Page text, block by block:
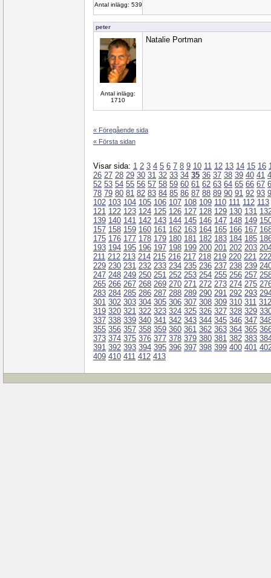
Antal inlägg: 539
peter
Antal inlägg:
1710
Natalie Portman
« Föregående sida
« Första sidan
Visar sida: 1 2 3 4 5 6 7 8 9 10 11 12 13 14 15 16
26 27 28 29 30 31 32 33 34 35 36 37 38 39 40 41
52 53 54 55 56 57 58 59 60 61 62 63 64 65 66 67
78 79 80 81 82 83 84 85 86 87 88 89 90 91 92 93
102 103 104 105 106 107 108 109 110 111 112 113
121 122 123 124 125 126 127 128 129 130 131
139 140 141 142 143 144 145 146 147 148 149
157 158 159 160 161 162 163 164 165 166 167
175 176 177 178 179 180 181 182 183 184 185
193 194 195 196 197 198 199 200 201 202 203
211 212 213 214 215 216 217 218 219 220 221 222
229 230 231 232 233 234 235 236 237 238 239
247 248 249 250 251 252 253 254 255 256 257
265 266 267 268 269 270 271 272 273 274 275
283 284 285 286 287 288 289 290 291 292 293
301 302 303 304 305 306 307 308 309 310 311 312
319 320 321 322 323 324 325 326 327 328 329
337 338 339 340 341 342 343 344 345 346 347
355 356 357 358 359 360 361 362 363 364 365
373 374 375 376 377 378 379 380 381 382 383
391 392 393 394 395 396 397 398 399 400 401
409 410 411 412 413